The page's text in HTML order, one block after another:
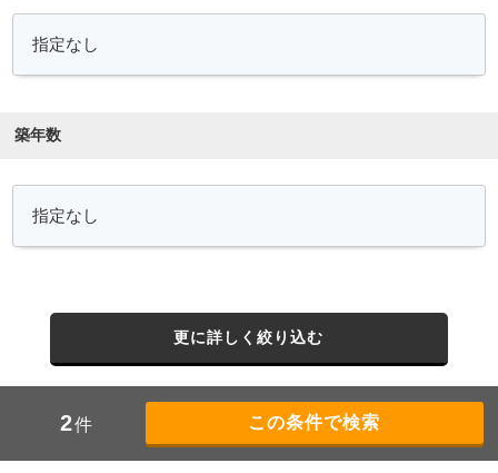
築年数
更に詳しく絞り込む
2件